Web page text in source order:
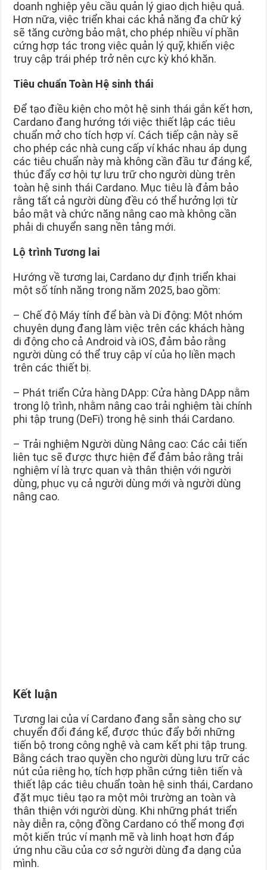
doanh nghiệp yêu cầu quản lý giao dịch hiệu quả.
Hơn nữa, việc triển khai các khả năng đa chữ ký
sẽ tăng cường bảo mật, cho phép nhiều ví phần
cứng hợp tác trong việc quản lý quỹ, khiến việc
truy cập trái phép trở nên cực kỳ khó khăn.
Tiêu chuẩn Toàn Hệ sinh thái
Để tạo điều kiện cho một hệ sinh thái gắn kết hơn,
Cardano đang hướng tới việc thiết lập các tiêu
chuẩn mở cho tích hợp ví. Cách tiếp cận này sẽ
cho phép các nhà cung cấp ví khác nhau áp dụng
các tiêu chuẩn này mà không cần đầu tư đáng kể,
thúc đẩy cơ hội tự lưu trữ cho người dùng trên
toàn hệ sinh thái Cardano. Mục tiêu là đảm bảo
rằng tất cả người dùng đều có thể hưởng lợi từ
bảo mật và chức năng nâng cao mà không cần
phải di chuyển sang nền tảng mới.
Lộ trình Tương lai
Hướng về tương lai, Cardano dự định triển khai
một số tính năng trong năm 2025, bao gồm:
– Chế độ Máy tính để bàn và Di động: Một nhóm
chuyên dụng đang làm việc trên các khách hàng
di động cho cả Android và iOS, đảm bảo rằng
người dùng có thể truy cập ví của họ liền mạch
trên các thiết bị.
– Phát triển Cửa hàng DApp: Cửa hàng DApp nằm
trong lộ trình, nhằm nâng cao trải nghiệm tài chính
phi tập trung (DeFi) trong hệ sinh thái Cardano.
– Trải nghiệm Người dùng Nâng cao: Các cải tiến
liên tục sẽ được thực hiện để đảm bảo rằng trải
nghiệm ví là trực quan và thân thiện với người
dùng, phục vụ cả người dùng mới và người dùng
nâng cao.
Kết luận
Tương lai của ví Cardano đang sẵn sàng cho sự
chuyển đổi đáng kể, được thúc đẩy bởi những
tiến bộ trong công nghệ và cam kết phi tập trung.
Bằng cách trao quyền cho người dùng lưu trữ các
nút của riêng họ, tích hợp phần cứng tiên tiến và
thiết lập các tiêu chuẩn toàn hệ sinh thái, Cardano
đặt mục tiêu tạo ra một môi trường an toàn và
thân thiện với người dùng. Khi những phát triển
này diễn ra, cộng đồng Cardano có thể mong đợi
một kiến trúc ví mạnh mẽ và linh hoạt hơn đáp
ứng nhu cầu của cơ sở người dùng đa dạng của
mình.